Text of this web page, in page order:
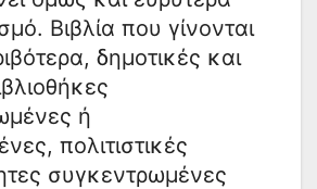
Βιβλία που γίνονται
δημοτικές και
ή
πολιτιστικές
συγκεντρωμένες